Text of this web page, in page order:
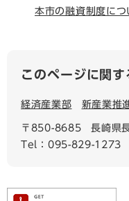
本市の融資制度につ
このページに関
経済産業部 新産業推
〒850-8685
長崎県
Tel：095-829-1273